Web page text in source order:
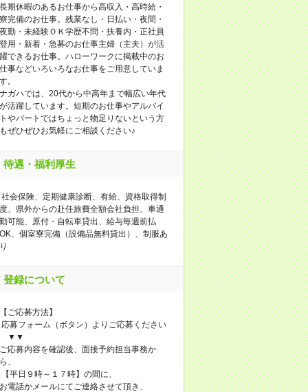
期休暇のあるお仕事から高収入・高時給・
完備のお仕事。残業なし・日払い・夜間・
勤・未経験ＯＫ学歴不問・扶養内・正社員
用・新着・急募のお仕事主婦（主夫）が活
できるお仕事。ハローワークに掲載中のお
事などいろいろなお仕事をご用意していま
。
ガハでは、20代から中高年まで幅広い年代
活躍しています。短期のお仕事やアルバイ
やパートではちょっと物足りないという方
ぜひぜひお気軽にご相談ください♪
待遇・福利厚生
会保険、定期健康診断、有給、資格取得制
、県外からの赴任旅費全額会社負担、車通
可能、原付・自転車貸出、給与毎週前払
、個室寮完備（設備品無料貸出）、制服あ
登録について
ご応募方法】
募フォーム（ボタン）よりご応募ください
応募内容を確認後、面接予約担当事務か
、
平日９時～１７時】の間に、
電話かメールにてご連絡させて頂き、